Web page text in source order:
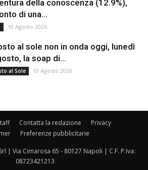
della conoscenza (12.9%),
di una...
10 Agosto 2026
al sole non in onda oggi, lunedì
la soap di...
al Sole 10 Agosto 2026
Contatta la redazione
Privacy
Preferenze pubblicitarie
| Via Cimarosa 65 - 80127 Napoli | C.F. P.Iva:
08723421213